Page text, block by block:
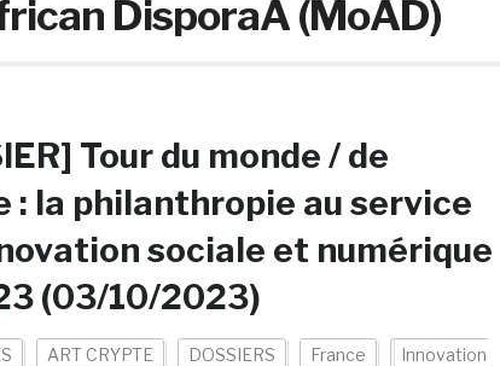
DisporaÂ (MoAD)
Tour du monde / de
: la philanthropie au service
sociale et numérique
(03/10/2023)
ART CRYPTE DOSSIERS France Innovation